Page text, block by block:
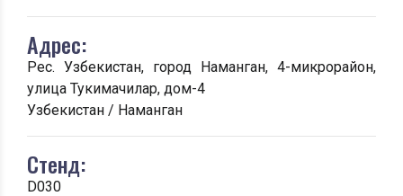
Адрес:
Рес. Узбекистан, город Наманган, 4-микрорайон,
улица Тукимачилар, дом-4
Узбекистан / Наманган
Стенд:
D030